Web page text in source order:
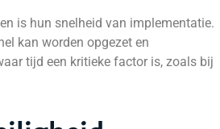
is hun snelheid van implementatie.
kan worden opgezet en
tijd een kritieke factor is, zoals bij